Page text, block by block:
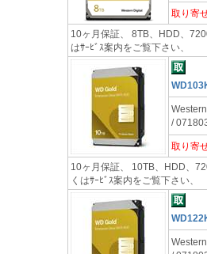
取り寄
10ヶ月保証、 8TB、HDD、
はｻｰﾋﾞｽ案内をご覧下さい
/
取り寄
10ヶ月保証、 10TB、HDD、
くはｻｰﾋﾞｽ案内をご覧下さ